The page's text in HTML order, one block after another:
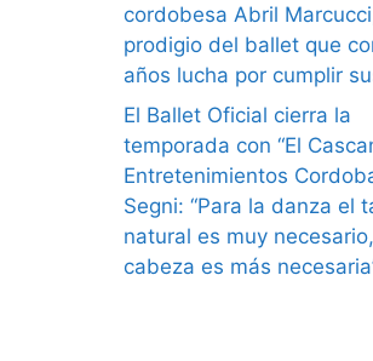
cordobesa Abril
prodigio del ballet que
años lucha por cumplir
El Ballet Oficial cierra la
temporada con “El
Entretenimientos
Segni: “Para la danza el
natural es muy
cabeza es más